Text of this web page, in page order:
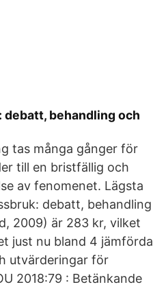
debatt, behandling och
tas många gånger för
till en bristfällig och
av fenomenet. Lägsta
debatt, behandling
2009) är 283 kr, vilket
just nu bland 4 jämförda
utvärderingar för
2018:79 : Betänkande